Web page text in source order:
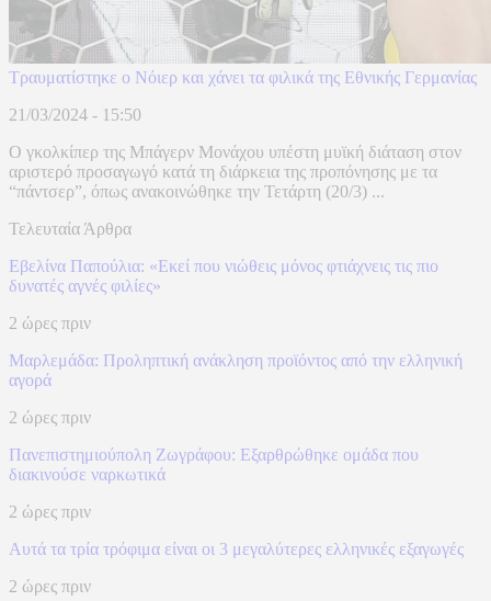
Τραυματίστηκε ο Νόιερ και χάνει τα φιλικά της Εθνικής Γερμανίας
21/03/2024 - 15:50
Ο γκολκίπερ της Μπάγερν Mονάχου υπέστη μυϊκή διάταση στον
αριστερό προσαγωγό κατά τη διάρκεια της προπόνησης με τα
“πάντσερ”, όπως ανακοινώθηκε την Τετάρτη (20/3) ...
Τελευταία Άρθρα
Εβελίνα Παπούλια: «Εκεί που νιώθεις μόνος φτιάχνεις τις πιο
δυνατές αγνές φιλίες»
2 ώρες πριν
Μαρλεμάδα: Προληπτική ανάκληση προϊόντος από την ελληνική
αγορά
2 ώρες πριν
Πανεπιστημιούπολη Ζωγράφου: Εξαρθρώθηκε ομάδα που
διακινούσε ναρκωτικά
2 ώρες πριν
Αυτά τα τρία τρόφιμα είναι οι 3 μεγαλύτερες ελληνικές εξαγωγές
2 ώρες πριν